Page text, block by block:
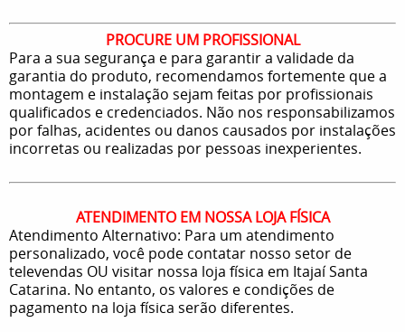
PROCURE UM PROFISSIONAL
Para a sua segurança e para garantir a validade da
garantia do produto, recomendamos fortemente que a
montagem e instalação sejam feitas por profissionais
qualificados e credenciados. Não nos responsabilizamos
por falhas, acidentes ou danos causados por instalações
incorretas ou realizadas por pessoas inexperientes.
ATENDIMENTO EM NOSSA LOJA FÍSICA
Atendimento Alternativo: Para um atendimento
personalizado, você pode contatar nosso setor de
televendas OU visitar nossa loja física em Itajaí Santa
Catarina. No entanto, os valores e condições de
pagamento na loja física serão diferentes.